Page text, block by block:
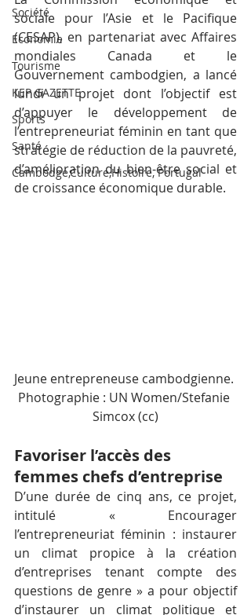
Société
Economie
Tourisme
KEP GAZETTE
Sports
Santé
Cambodge,Culture,Histoire, Portugal
sociale pour l’Asie et le Pacifique
(CESAP), en partenariat avec Affaires
mondiales Canada et le
Gouvernement cambodgien, a lancé
lundi un projet dont l’objectif est
d’appuyer le développement de
l’entrepreneuriat féminin en tant que
stratégie de réduction de la pauvreté,
d’amélioration du bien-être social et
de croissance économique durable.
Jeune entrepreneuse cambodgienne.
Photographie : UN Women/Stefanie
Simcox (cc)
Favoriser l’accès des
femmes chefs d’entreprise
D’une durée de cinq ans, ce projet,
intitulé « Encourager
l’entrepreneuriat féminin : instaurer
un climat propice à la création
d’entreprises tenant compte des
questions de genre » a pour objectif
d’instaurer un climat politique et